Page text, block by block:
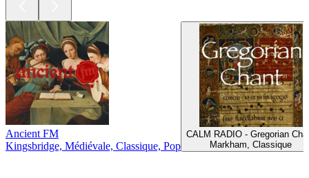
Ancient FM
Kingsbridge, Médiévale, Classique, Pop
CALM RADIO - Gregorian
Markham, Classique